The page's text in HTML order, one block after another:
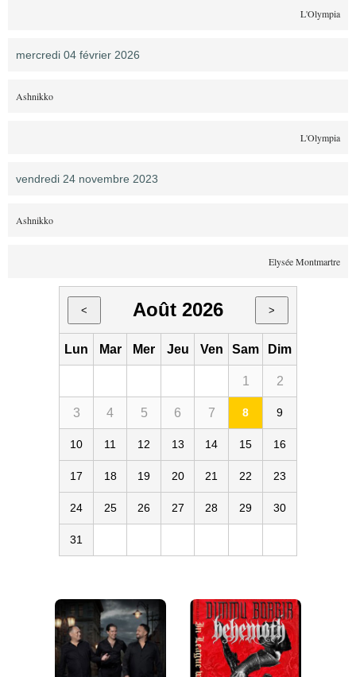
L'Olympia
mercredi 04 février 2026
Ashnikko
L'Olympia
vendredi 24 novembre 2023
Ashnikko
Elysée Montmartre
< Août 2026 >
Lun Mar Mer Jeu Ven Sam Dim
1 2
3 4 5 6 7 8 9
10 11 12 13 14 15 16
17 18 19 20 21 22 23
24 25 26 27 28 29 30
31